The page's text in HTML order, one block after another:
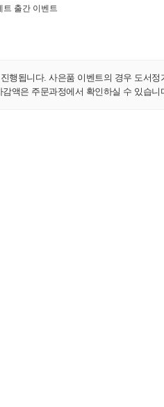
행됩니다. 사은품 이벤트의 경우 도서정
액은 주문과정에서 확인하실 수 있습니